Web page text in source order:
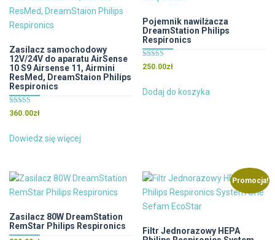
Zasilacz samochodowy
12V/24V do aparatu AirSense
10 S9 Airsense 11, Airmini
ResMed, DreamStaion Philips
Respironics
Oceniono
5.00
360.00zł
Dowiedz się więcej
Pojemnik nawilżacza
DreamStation Philips
Respironics
Oceniono
4.00
250.00zł
Dodaj do koszyka
Zasilacz 80W DreamStation
RemStar Philips Respironics
Promocja!
Filtr Jednorazowy HEPA